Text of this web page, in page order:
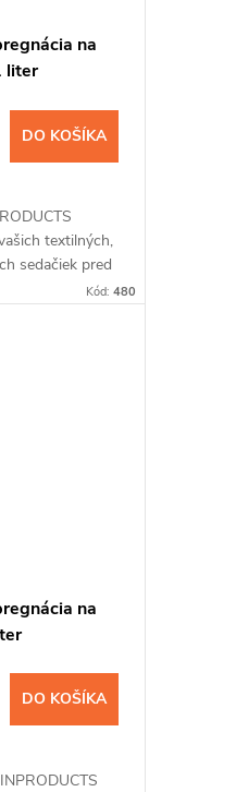
na
liter
DO KOŠÍKA
textilných,
sedačiek pred
Kód: 480
na
DO KOŠÍKA